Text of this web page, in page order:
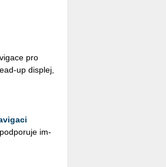
pro
up dis­plej,
im­